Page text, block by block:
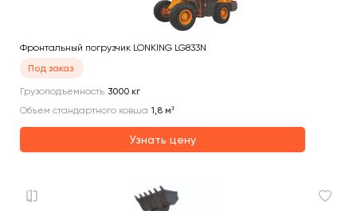
Фронтальный погрузчик LONKING LG833N
Под заказ
Грузоподъемность 3000 кг
Объем стандартного ковша 1,8 м³
Узнать цену